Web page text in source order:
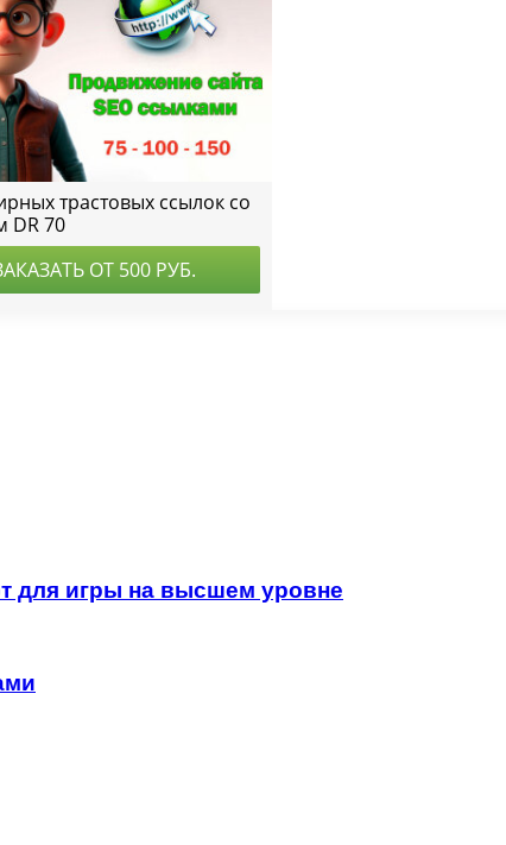
для игры на высшем уровне